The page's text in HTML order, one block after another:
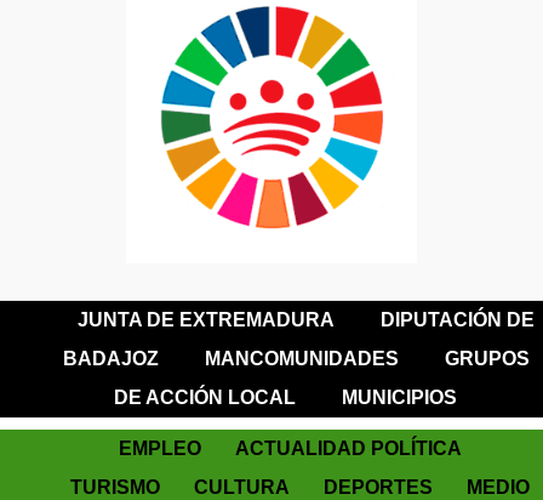
JUNTA DE EXTREMADURA
DIPUTACIÓN DE
BADAJOZ
MANCOMUNIDADES
GRUPOS
DE ACCIÓN LOCAL
MUNICIPIOS
EMPLEO
ACTUALIDAD POLÍTICA
TURISMO
CULTURA DEPORTES
MEDIO